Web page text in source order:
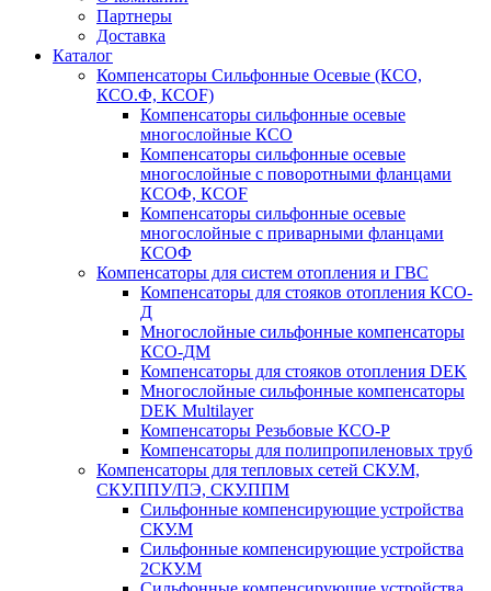
Партнеры
Доставка
Каталог
Компенсаторы Сильфонные Осевые (КСО,
КСО.Ф, КСОF)
Компенсаторы сильфонные осевые
многослойные КСО
Компенсаторы сильфонные осевые
многослойные с поворотными фланцами
КСОФ, КСОF
Компенсаторы сильфонные осевые
многослойные с приварными фланцами
КСОФ
Компенсаторы для систем отопления и ГВС
Компенсаторы для стояков отопления КСО-
Д
Многослойные сильфонные компенсаторы
КСО-ДМ
Компенсаторы для стояков отопления DEK
Многослойные сильфонные компенсаторы
DEK Multilayer
Компенсаторы Резьбовые КСО-Р
Компенсаторы для полипропиленовых труб
Компенсаторы для тепловых сетей СКУ.М,
СКУ.ППУ/ПЭ, СКУ.ППМ
Сильфонные компенсирующие устройства
СКУ.М
Сильфонные компенсирующие устройства
2СКУ.М